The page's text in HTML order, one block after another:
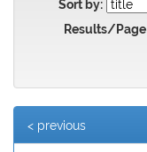
Sort by:
Results/Page
< previous